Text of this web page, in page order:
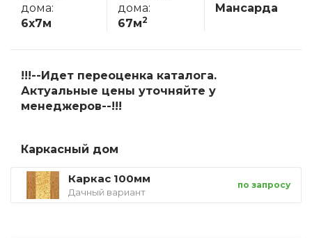
дома:
6x7м
дома:
67м2
Мансарда
!!!--Идет переоценка каталога.
Актуальные цены уточняйте у
менеджеров--!!!
Каркасный дом
Каркас 100мм
Дачный вариант
по запросу